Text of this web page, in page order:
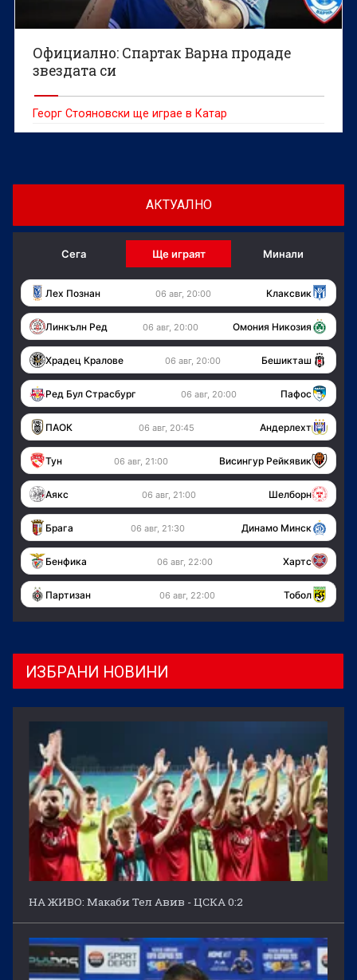
Официално: Спартак Варна продаде
звездата си
Георг Стояновски ще играе в Катар
АКТУАЛНО
Сега Ще играят Минали
Лех Познан 06 авг, 20:00 Клаксвик
Линкълн Ред 06 авг, 20:00 Омония Никозия
Храдец Кралове 06 авг, 20:00 Бешикташ
Ред Бул Страсбург 06 авг, 20:00 Пафос
ПАОК 06 авг, 20:45 Андерлехт
Тун 06 авг, 21:00 Висингур Рейкявик
Аякс 06 авг, 21:00 Шелборн
Брага 06 авг, 21:30 Динамо Минск
Бенфика 06 авг, 22:00 Хартс
Партизан 06 авг, 22:00 Тобол
ИЗБРАНИ НОВИНИ
НА ЖИВО: Макаби Тел Авив - ЦСКА 0:2